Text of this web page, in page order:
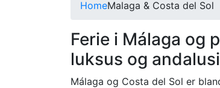
HomeMalaga & Costa del Sol
Ferie i Málaga og
luksus og
Málaga og Costa del Sol er